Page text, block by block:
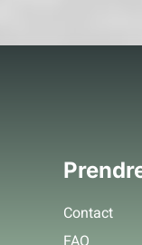
Contact